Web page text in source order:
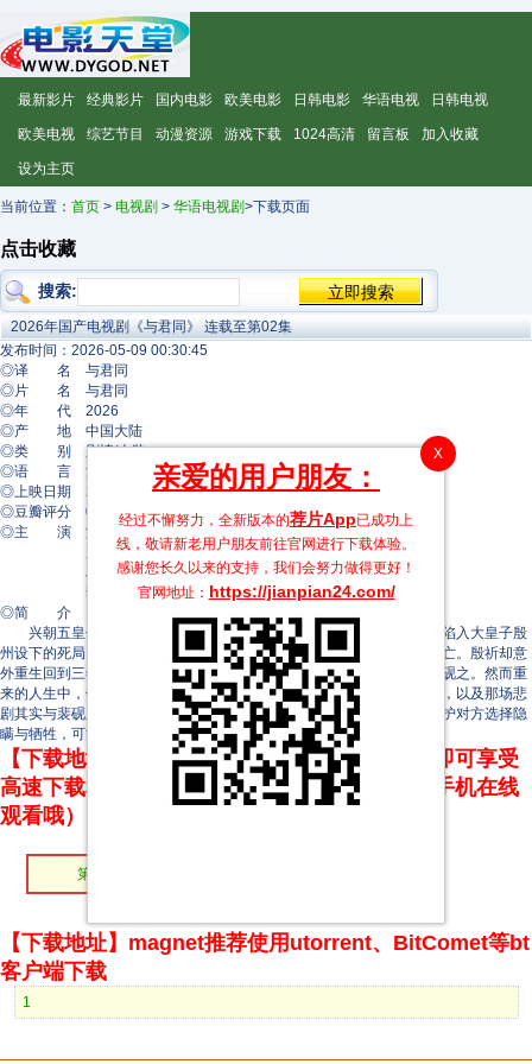
最新影片 经典影片 国内电影 欧美电影 日韩电影 华语电视 日韩电视
欧美电视 综艺节目 动漫资源 游戏下载 1024高清 留言板 加入收藏
设为主页
当前位置： 首页 > 电视剧 > 华语电视剧>下载页面
点击收藏
搜索:
X
亲爱的用户朋友：
经过不懈努力，全新版本的荐片App已成功上
线，敬请新老用户朋友前往官网进行下载体验。
感谢您长久以来的支持，我们会努力做得更好！
官网地址： https://jianpian24.com/
2026年国产电视剧《与君同》 连载至第02集
发布时间：2026-05-09 00:30:45
◎译 名 与君同
◎片 名 与君同
◎年 代 2026
◎产 地 中国大陆
◎类 别 剧情/古装
◎语 言 汉语普通话
◎上映日期 2026-05-08(中国大陆)
◎豆瓣评分 0.0
◎主 演 汪敬涵
唐比德
段同舟
李宥呈
◎简 介
兴朝五皇子殷祈被密信引回江南行宫，发现自己与挚友裴砚之早已陷入大皇子殷
州设下的死局。临死前，裴砚之递上象征爱情的狼牙吊坠，两人双双身亡。殷祈却意
外重生回到三年前，成为唯一记得前世的人。他决心改变命运、守护裴砚之。然而重
来的人生中，他逐步发现：前世被忽略的真相、裴砚之默默承担的一切，以及那场悲
剧其实与裴砚之的选择密切相关。当爱情逼近真相，两人却各自为了保护对方选择隐
瞒与牺牲，可能再次把他们推向...
【下载地址】本站专属下载器：点击下方链接 即可享受
高速下载和在线播放 专治迅雷无法下载（支持手机在线
观看哦）
第02集
【下载地址】magnet推荐使用utorrent、BitComet等bt
客户端下载
1